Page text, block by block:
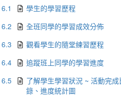
6.1
學生的學習歷程
6.2
全班同學的學習成效分佈
6.3
觀看學生的隨堂練習歷程
6.4
追蹤班上同學的學習進度
6.5
了解學生學習狀況 ~ 活動完
錄、進度統計圖